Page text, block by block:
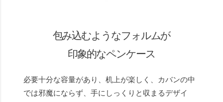
包み込むようなフォルムが
印象的なペンケース
必要十分な容量があり、机上が楽しく、カバンの中
では邪魔にならず、手にしっくりと収まるデザイ